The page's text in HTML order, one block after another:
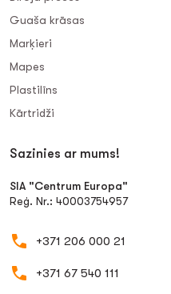
Guaša krāsas
Marķieri
Mapes
Plastilīns
Kārtridži
Sazinies ar mums!
SIA "Centrum Europa"
Reģ. Nr.: 40003754957
+371 206 000 21
+371 67 540 111